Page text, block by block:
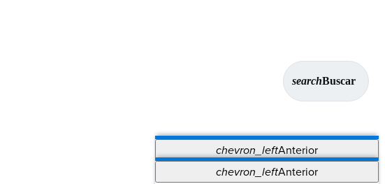
searchBuscar
chevron_leftAnterior
chevron_leftAnterior